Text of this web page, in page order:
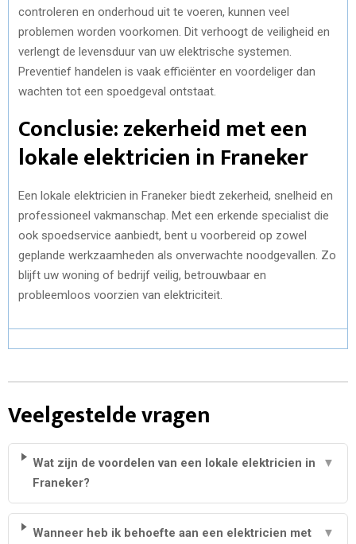
controleren en onderhoud uit te voeren, kunnen veel
problemen worden voorkomen. Dit verhoogt de veiligheid en
verlengt de levensduur van uw elektrische systemen.
Preventief handelen is vaak efficiënter en voordeliger dan
wachten tot een spoedgeval ontstaat.
Conclusie: zekerheid met een
lokale elektricien in Franeker
Een lokale elektricien in Franeker biedt zekerheid, snelheid en
professioneel vakmanschap. Met een erkende specialist die
ook spoedservice aanbiedt, bent u voorbereid op zowel
geplande werkzaamheden als onverwachte noodgevallen. Zo
blijft uw woning of bedrijf veilig, betrouwbaar en
probleemloos voorzien van elektriciteit.
Veelgestelde vragen
Wat zijn de voordelen van een lokale elektricien in
Franeker?
▼
Wanneer heb ik behoefte aan een elektricien met
▼